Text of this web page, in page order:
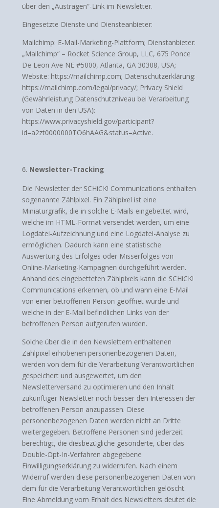
über den „Austragen“-Link im Newsletter.
Eingesetzte Dienste und Diensteanbieter:
Mailchimp: E-Mail-Marketing-Plattform; Dienstanbieter:
„Mailchimp“ – Rocket Science Group, LLC, 675 Ponce
De Leon Ave NE #5000, Atlanta, GA 30308, USA;
Website: https://mailchimp.com; Datenschutzerklärung:
https://mailchimp.com/legal/privacy/; Privacy Shield
(Gewährleistung Datenschutzniveau bei Verarbeitung
von Daten in den USA):
https://www.privacyshield.gov/participant?
id=a2zt0000000TO6hAAG&status=Active.
Newsletter-Tracking
Die Newsletter der SCHiCK! Communications enthalten
sogenannte Zählpixel. Ein Zählpixel ist eine
Miniaturgrafik, die in solche E-Mails eingebettet wird,
welche im HTML-Format versendet werden, um eine
Logdatei-Aufzeichnung und eine Logdatei-Analyse zu
ermöglichen. Dadurch kann eine statistische
Auswertung des Erfolges oder Misserfolges von
Online-Marketing-Kampagnen durchgeführt werden.
Anhand des eingebetteten Zählpixels kann die SCHiCK!
Communications erkennen, ob und wann eine E-Mail
von einer betroffenen Person geöffnet wurde und
welche in der E-Mail befindlichen Links von der
betroffenen Person aufgerufen wurden.
Solche über die in den Newslettern enthaltenen
Zählpixel erhobenen personenbezogenen Daten,
werden von dem für die Verarbeitung Verantwortlichen
gespeichert und ausgewertet, um den
Newsletterversand zu optimieren und den Inhalt
zukünftiger Newsletter noch besser den Interessen der
betroffenen Person anzupassen. Diese
personenbezogenen Daten werden nicht an Dritte
weitergegeben. Betroffene Personen sind jederzeit
berechtigt, die diesbezügliche gesonderte, über das
Double-Opt-In-Verfahren abgegebene
Einwilligungserklärung zu widerrufen. Nach einem
Widerruf werden diese personenbezogenen Daten von
dem für die Verarbeitung Verantwortlichen gelöscht.
Eine Abmeldung vom Erhalt des Newsletters deutet die